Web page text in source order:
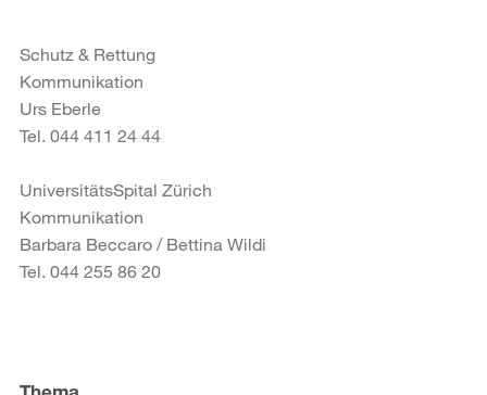
Schutz & Rettung
Kommunikation
Urs Eberle
Tel. 044 411 24 44
UniversitätsSpital Zürich
Kommunikation
Barbara Beccaro / Bettina Wildi
Tel. 044 255 86 20
Informationen